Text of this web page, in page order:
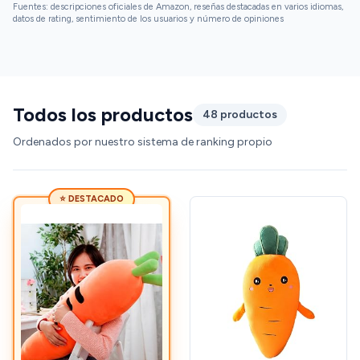
Fuentes: descripciones oficiales de Amazon, reseñas destacadas en varios idiomas,
datos de rating, sentimiento de los usuarios y número de opiniones
Todos los productos
48 productos
Ordenados por nuestro sistema de ranking propio
⭐ DESTACADO